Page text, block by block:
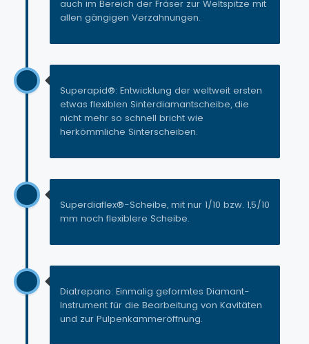
auch im Bereich der Fräser zur Weltspitze mit
allen gängigen Verzahnungen.
Superapid®: Entwicklung der weltweit ersten
etwas flexiblen Sinterdiamantscheibe, die
nicht mehr so schnell bricht wie
herkömmliche Sinterscheiben.
Superdiaflex®-Scheibe, mit nur 1/10 bzw. 1,5/10
mm noch flexiblere Scheibe.
Diatrepano: Einmalig geformtes Diamant-
Instrument für die Bearbeitung von Kavitäten
und zur Pulpenkammeröffnung.